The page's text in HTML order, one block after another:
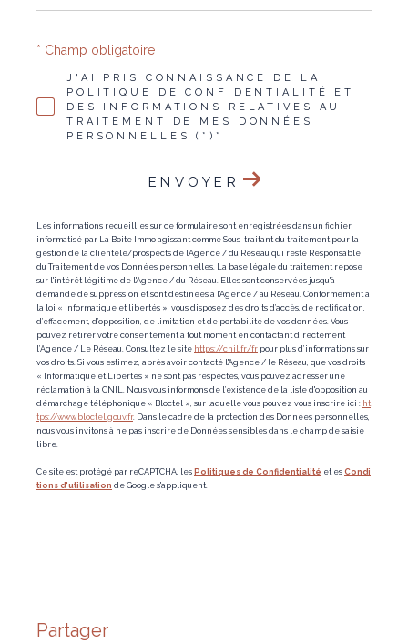
J'AI PRIS CONNAISSANCE DE LA
POLITIQUE DE CONFIDENTIALITÉ ET
DES INFORMATIONS RELATIVES AU
TRAITEMENT DE MES DONNÉES
PERSONNELLES (*)*
* Champ obligatoire
ENVOYER
Les informations recueillies sur ce formulaire sont enregistrées dans un fichier
informatisé par La Boite Immo agissant comme Sous-traitant du traitement pour la
gestion de la clientèle/prospects de l'Agence / du Réseau qui reste Responsable
du Traitement de vos Données personnelles. La base légale du traitement repose
sur l'intérêt légitime de l'Agence / du Réseau. Elles sont conservées jusqu'à
demande de suppression et sont destinées à l'Agence / au Réseau. Conformément à
la loi « informatique et libertés », vous disposez des droits d’accès, de rectification,
d’effacement, d’opposition, de limitation et de portabilité de vos données. Vous
pouvez retirer votre consentement à tout moment en contactant directement
l’Agence / Le Réseau. Consultez le site https://cnil.fr/fr pour plus d’informations sur
vos droits. Si vous estimez, après avoir contacté l'Agence / le Réseau, que vos droits
« Informatique et Libertés » ne sont pas respectés, vous pouvez adresser une
réclamation à la CNIL. Nous vous informons de l’existence de la liste d'opposition au
démarchage téléphonique « Bloctel », sur laquelle vous pouvez vous inscrire ici : ht
tps://www.bloctel.gouv.fr. Dans le cadre de la protection des Données personnelles,
nous vous invitons à ne pas inscrire de Données sensibles dans le champ de saisie
libre.
Ce site est protégé par reCAPTCHA, les Politiques de Confidentialité et es Condi
tions d'utilisation de Google s'appliquent.
partager